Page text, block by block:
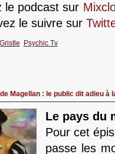
le podcast sur
le suivre sur
Psychic Tv
Magellan : le public dit adieu à
Le pays du
Pour cet
passe les